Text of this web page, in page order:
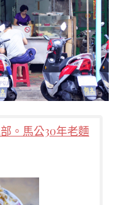
。馬公30年老麵